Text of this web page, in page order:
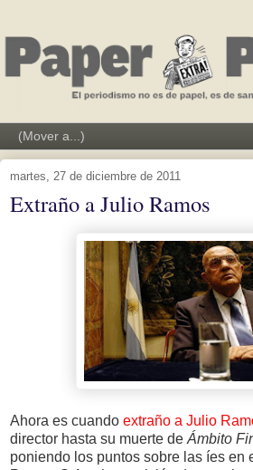
martes, 27 de diciembre de 2011
Extraño a Julio Ramos
Ahora es cuando extraño a Julio
director hasta su muerte de Ámbito
poniendo los puntos sobre las íes en